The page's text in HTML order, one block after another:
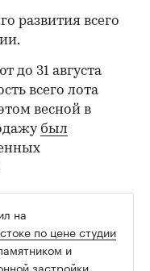
развития всего
до 31 августа
всего лота
весной в
был
на
по цене студии
и
застройки